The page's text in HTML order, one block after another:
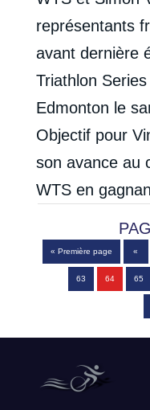
représentants
avant dernière
Triathlon
Edmonton le
Objectif pour
son avance au
WTS en
« Première page «
63 64 65